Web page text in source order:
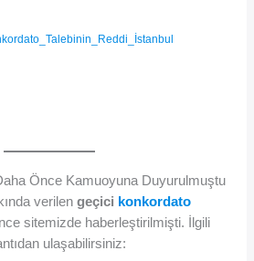
Önce Kamuoyuna Duyurulmuştu
verilengeçici konkordato
sitemizde haberleştirilmişti. İlgili
ulaşabilirsiniz: